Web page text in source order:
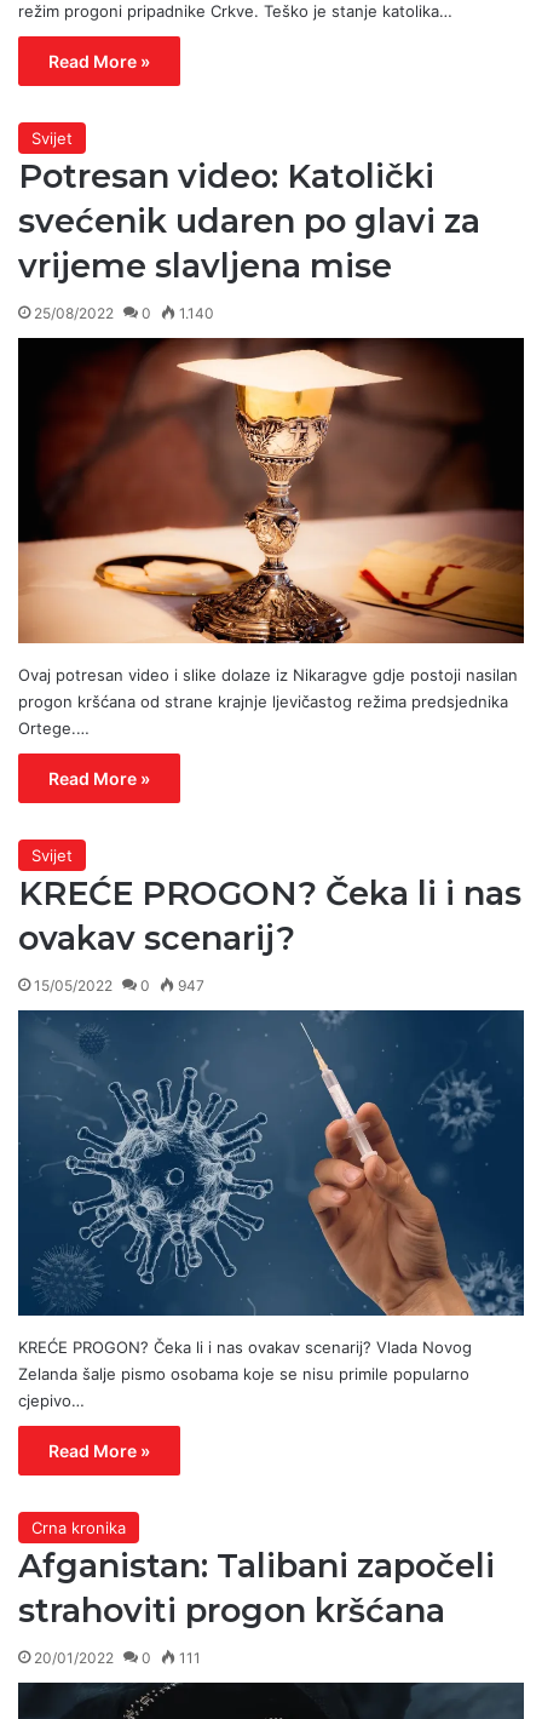
režim progoni pripadnike Crkve. Teško je stanje katolika…
Read More »
Svijet
Potresan video: Katolički
svećenik udaren po glavi za
vrijeme slavljena mise
25/08/2022 0 1.140
Ovaj potresan video i slike dolaze iz Nikaragve gdje postoji nasilan
progon kršćana od strane krajnje ljevičastog režima predsjednika
Ortege.…
Read More »
Svijet
KREĆE PROGON? Čeka li i nas
ovakav scenarij?
15/05/2022 0 947
KREĆE PROGON? Čeka li i nas ovakav scenarij? Vlada Novog
Zelanda šalje pismo osobama koje se nisu primile popularno
cjepivo…
Read More »
Crna kronika
Afganistan: Talibani započeli
strahoviti progon kršćana
20/01/2022 0 111